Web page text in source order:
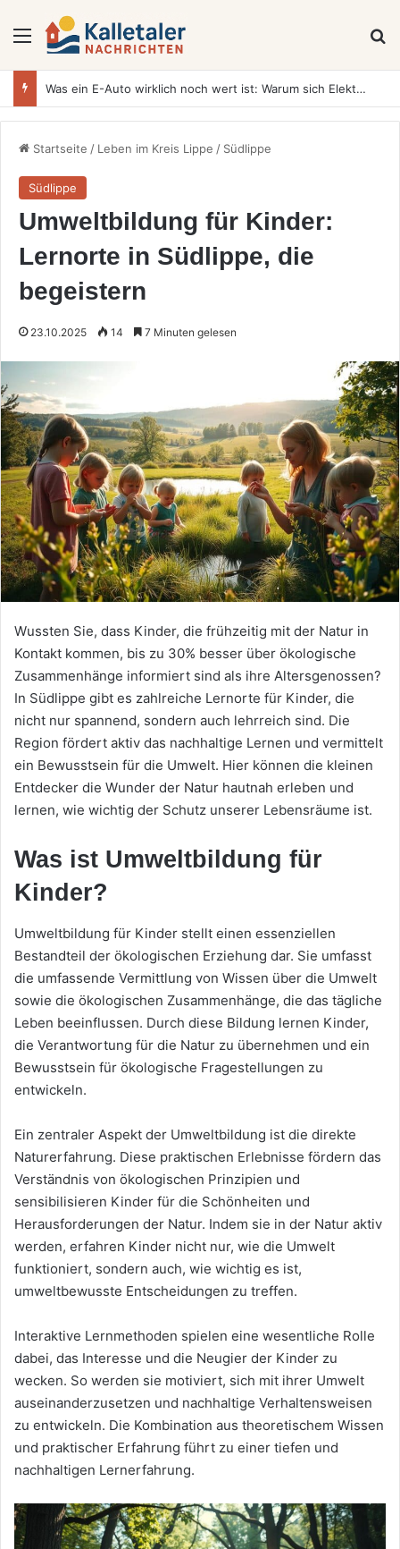
Menü
Was ein E-Auto wirklich noch wert ist: Warum sich Elektrofahrzeuge bei der Wertermittlung anders verhalten als Verbrenner
Startseite / Leben im Kreis Lippe / Südlippe
Südlippe
Umweltbildung für Kinder:
Lernorte in Südlippe, die
begeistern
23.10.2025 14 7 Minuten gelesen
Wussten Sie, dass Kinder, die frühzeitig mit der Natur in
Kontakt kommen, bis zu 30% besser über ökologische
Zusammenhänge informiert sind als ihre Altersgenossen?
In Südlippe gibt es zahlreiche Lernorte für Kinder, die
nicht nur spannend, sondern auch lehrreich sind. Die
Region fördert aktiv das nachhaltige Lernen und vermittelt
ein Bewusstsein für die Umwelt. Hier können die kleinen
Entdecker die Wunder der Natur hautnah erleben und
lernen, wie wichtig der Schutz unserer Lebensräume ist.
Was ist Umweltbildung für
Kinder?
Umweltbildung für Kinder stellt einen essenziellen
Bestandteil der ökologischen Erziehung dar. Sie umfasst
die umfassende Vermittlung von Wissen über die Umwelt
sowie die ökologischen Zusammenhänge, die das tägliche
Leben beeinflussen. Durch diese Bildung lernen Kinder,
die Verantwortung für die Natur zu übernehmen und ein
Bewusstsein für ökologische Fragestellungen zu
entwickeln.
Ein zentraler Aspekt der Umweltbildung ist die direkte
Naturerfahrung. Diese praktischen Erlebnisse fördern das
Verständnis von ökologischen Prinzipien und
sensibilisieren Kinder für die Schönheiten und
Herausforderungen der Natur. Indem sie in der Natur aktiv
werden, erfahren Kinder nicht nur, wie die Umwelt
funktioniert, sondern auch, wie wichtig es ist,
umweltbewusste Entscheidungen zu treffen.
Interaktive Lernmethoden spielen eine wesentliche Rolle
dabei, das Interesse und die Neugier der Kinder zu
wecken. So werden sie motiviert, sich mit ihrer Umwelt
auseinanderzusetzen und nachhaltige Verhaltensweisen
zu entwickeln. Die Kombination aus theoretischem Wissen
und praktischer Erfahrung führt zu einer tiefen und
nachhaltigen Lernerfahrung.